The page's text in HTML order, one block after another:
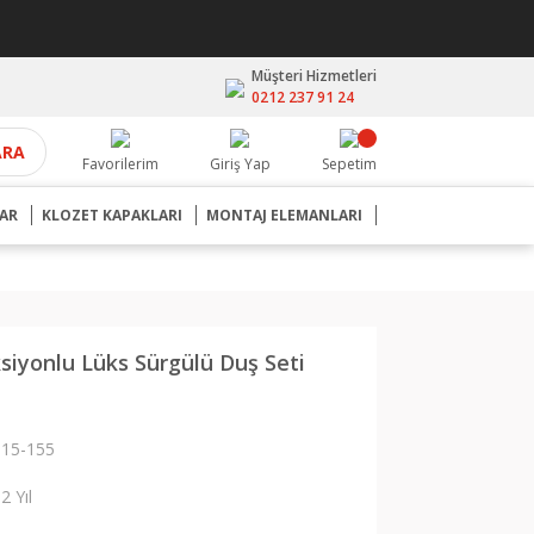
Müşteri Hizmetleri
0212 237 91 24
Favorilerim Giriş Yap Sepetim
KLOZET KAPAKLARI MONTAJ ELEMANLARI
Lüks Sürgülü Duş Seti
15-155
2 Yıl